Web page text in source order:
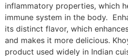
inflammatory properties, which
immune system in the body.
its distinct flavor, which
and makes it more delicious.
product used widely in Indian